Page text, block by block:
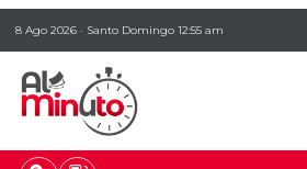
8 Ago 2026 · Santo Domingo 12:55 am